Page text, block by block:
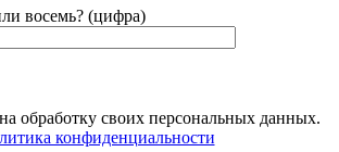
восемь? (цифра)
обработку своих персональных данных.
конфиденциальности